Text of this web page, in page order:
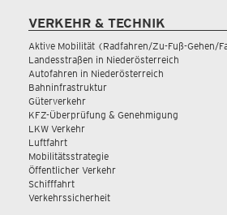
VERKEHR & TECHNIK
Aktive Mobilität (Radfahren/Zu-Fuß-Gehen/
Landesstraßen in Niederösterreich
Autofahren in Niederösterreich
Bahninfrastruktur
Güterverkehr
KFZ-Überprüfung & Genehmigung
LKW Verkehr
Luftfahrt
Mobilitätsstrategie
Öffentlicher Verkehr
Schifffahrt
Verkehrssicherheit